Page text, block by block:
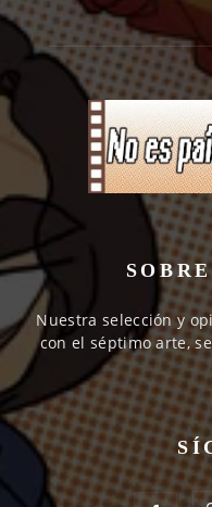
Nuestra selección y
con el séptimo arte,